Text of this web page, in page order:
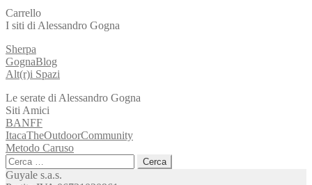
Carrello
I siti di Alessandro Gogna
Sherpa
GognaBlog
Alt(r)i Spazi
Le serate di Alessandro Gogna
Siti Amici
BANFF
ItacaTheOutdoorCommunity
Metodo Caruso
Ricerca
per:
Guyale s.a.s.